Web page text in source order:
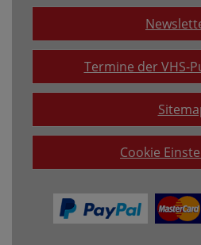
Termine der VHS-
Cookie